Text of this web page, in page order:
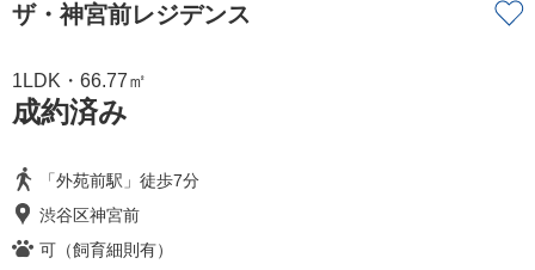
ザ・神宮前レジデンス
1LDK・66.77㎡
成約済み
「外苑前駅」徒歩7分
渋谷区神宮前
可（飼育細則有）